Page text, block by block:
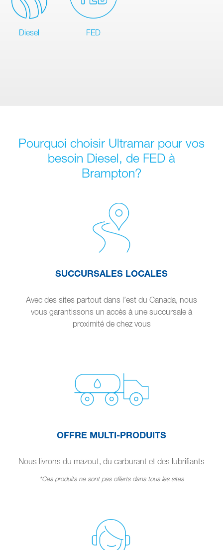
Diesel FED
Pourquoi choisir Ultramar pour vos
besoin Diesel, de FED à
Brampton?
SUCCURSALES LOCALES
Avec des sites partout dans l’est du Canada, nous
vous garantissons un accès à une succursale à
proximité de chez vous
OFFRE MULTI-PRODUITS
Nous livrons du mazout, du carburant et des lubrifiants
*Ces produits ne sont pas offerts dans tous les sites